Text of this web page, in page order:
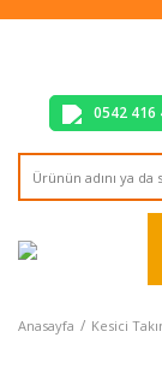
Tüm
0542 416
Anasayfa Kesici